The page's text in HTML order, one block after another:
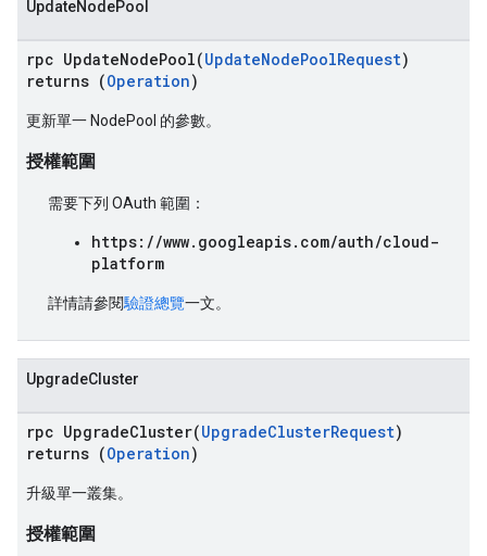
UpdateNodePool
rpc UpdateNodePool(UpdateNodePoolRequest)
returns (Operation)
更新單一 NodePool 的參數。
授權範圍
需要下列 OAuth 範圍：
https://www.googleapis.com/auth/cloud-
platform
詳情請參閱驗證總覽一文。
UpgradeCluster
rpc UpgradeCluster(UpgradeClusterRequest)
returns (Operation)
升級單一叢集。
授權範圍